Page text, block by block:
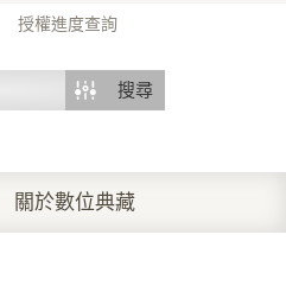
授權進度查詢
搜尋
關於數位典藏